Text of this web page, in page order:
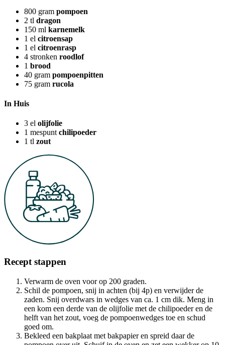
800 gram pompoen
2 tl dragon
150 ml karnemelk
1 el citroensap
1 el citroenrasp
4 stronken roodlof
1 brood
40 gram pompoenpitten
75 gram rucola
In Huis
3 el olijfolie
1 mespunt chilipoeder
1 tl zout
Recept stappen
Verwarm de oven voor op 200 graden.
Schil de pompoen, snij in achten (bij 4p) en verwijder de
zaden. Snij overdwars in wedges van ca. 1 cm dik. Meng in
een kom een derde van de olijfolie met de chilipoeder en de
helft van het zout, voeg de pompoenwedges toe en schud
goed om.
Bekleed een bakplaat met bakpapier en spreid daar de